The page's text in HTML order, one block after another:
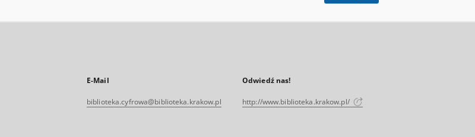
E-Mail
biblioteka.cyfrowa@biblioteka.krakow.pl
Odwiedź nas!
http://www.biblioteka.krakow.pl/